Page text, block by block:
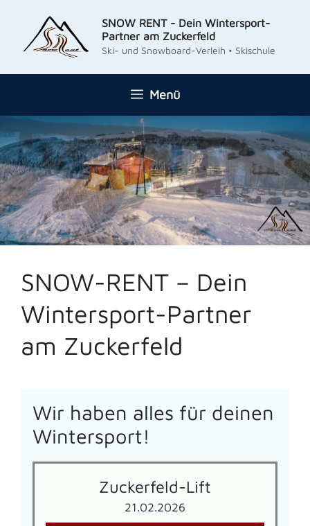
springen
SNOW RENT - Dein Wintersport-
Partner am Zuckerfeld
Ski- und Snowboard-Verleih • Skischule
Menü
SNOW-RENT – Dein
Wintersport-Partner
am Zuckerfeld
Wir haben alles für deinen
Wintersport!
Zuckerfeld-Lift
21.02.2026